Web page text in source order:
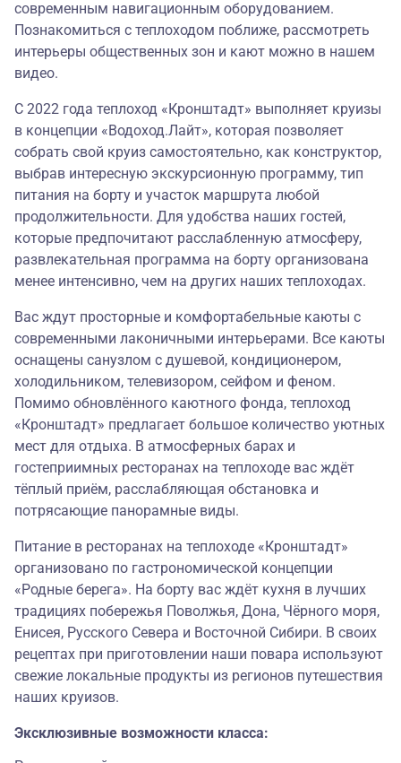
современным навигационным оборудованием.
Познакомиться с теплоходом поближе, рассмотреть
интерьеры общественных зон и кают можно в нашем
видео.
С 2022 года теплоход «Кронштадт» выполняет круизы
в концепции «Водоход.Лайт», которая позволяет
собрать свой круиз самостоятельно, как конструктор,
выбрав интересную экскурсионную программу, тип
питания на борту и участок маршрута любой
продолжительности. Для удобства наших гостей,
которые предпочитают расслабленную атмосферу,
развлекательная программа на борту организована
менее интенсивно, чем на других наших теплоходах.
Вас ждут просторные и комфортабельные каюты с
современными лаконичными интерьерами. Все каюты
оснащены санузлом с душевой, кондиционером,
холодильником, телевизором, сейфом и феном.
Помимо обновлённого каютного фонда, теплоход
«Кронштадт» предлагает большое количество уютных
мест для отдыха. В атмосферных барах и
гостеприимных ресторанах на теплоходе вас ждёт
тёплый приём, расслабляющая обстановка и
потрясающие панорамные виды.
Питание в ресторанах на теплоходе «Кронштадт»
организовано по гастрономической концепции
«Родные берега». На борту вас ждёт кухня в лучших
традициях побережья Поволжья, Дона, Чёрного моря,
Енисея, Русского Севера и Восточной Сибири. В своих
рецептах при приготовлении наши повара используют
свежие локальные продукты из регионов путешествия
наших круизов.
Эксклюзивные возможности класса: